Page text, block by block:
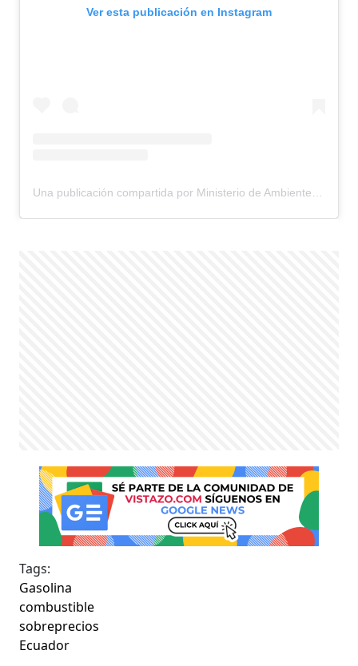
Ver esta publicación en Instagram
Tags:
Gasolina
combustible
sobreprecios
Ecuador